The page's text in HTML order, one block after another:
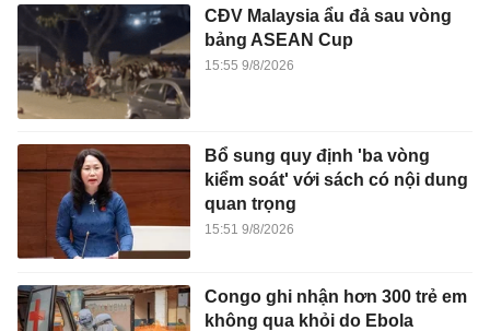
CĐV Malaysia ẩu đả sau vòng
bảng ASEAN Cup
15:55 9/8/2026
Bổ sung quy định 'ba vòng
kiểm soát' với sách có nội dung
quan trọng
15:51 9/8/2026
Congo ghi nhận hơn 300 trẻ em
không qua khỏi do Ebola